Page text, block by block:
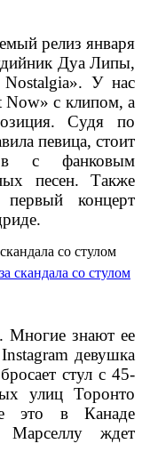
релиз января
Дуа Липы,
Nostalgia». У нас
Now» с клипом, а
Судя по
певица, стоит
с фанковым
песен. Также
первый концерт
со стулом
Многие знают ее
девушка
стул с 45-
улиц Торонто
это в Канаде
Марселлу ждет